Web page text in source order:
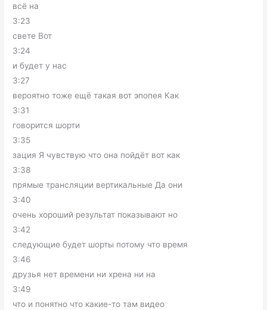
всё на
3:23
свете Вот
3:24
и будет у нас
3:27
вероятно тоже ещё такая вот эпопея Как
3:31
говорится шорти
3:35
зация Я чувствую что она пойдёт вот как
3:38
прямые трансляции вертикальные Да они
3:40
очень хороший результат показывают но
3:42
следующие будет шорты потому что время
3:46
друзья нет времени ни хрена ни на
3:49
что и понятно что какие-то там видео